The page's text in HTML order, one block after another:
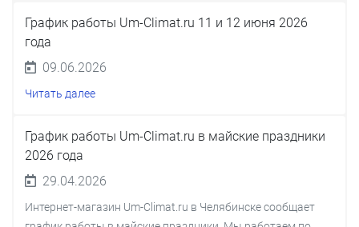
График работы Um-Climat.ru 11 и 12 июня 2026
года
09.06.2026
Читать далее
График работы Um-Climat.ru в майские праздники
2026 года
29.04.2026
Интернет-магазин Um-Climat.ru в Челябинске сообщает